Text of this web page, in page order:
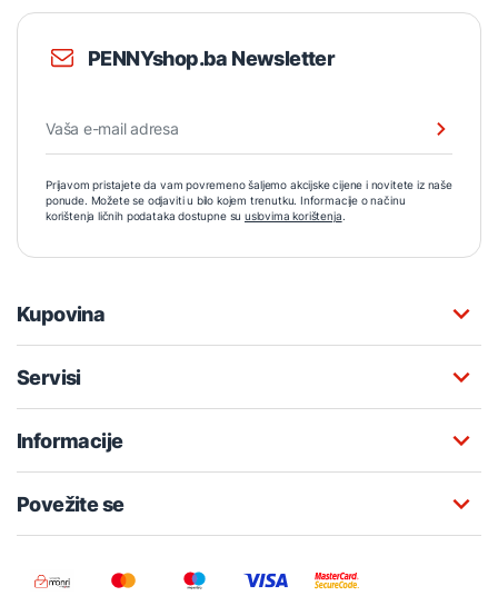
PENNYshop.ba Newsletter
Prijavom pristajete da vam povremeno šaljemo akcijske cijene i novitete iz naše
ponude. Možete se odjaviti u bilo kojem trenutku. Informacije o načinu
korištenja ličnih podataka dostupne su uslovima korištenja.
Kupovina
Servisi
Informacije
Povežite se